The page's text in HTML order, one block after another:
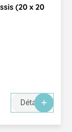
(20 x 20
Détails